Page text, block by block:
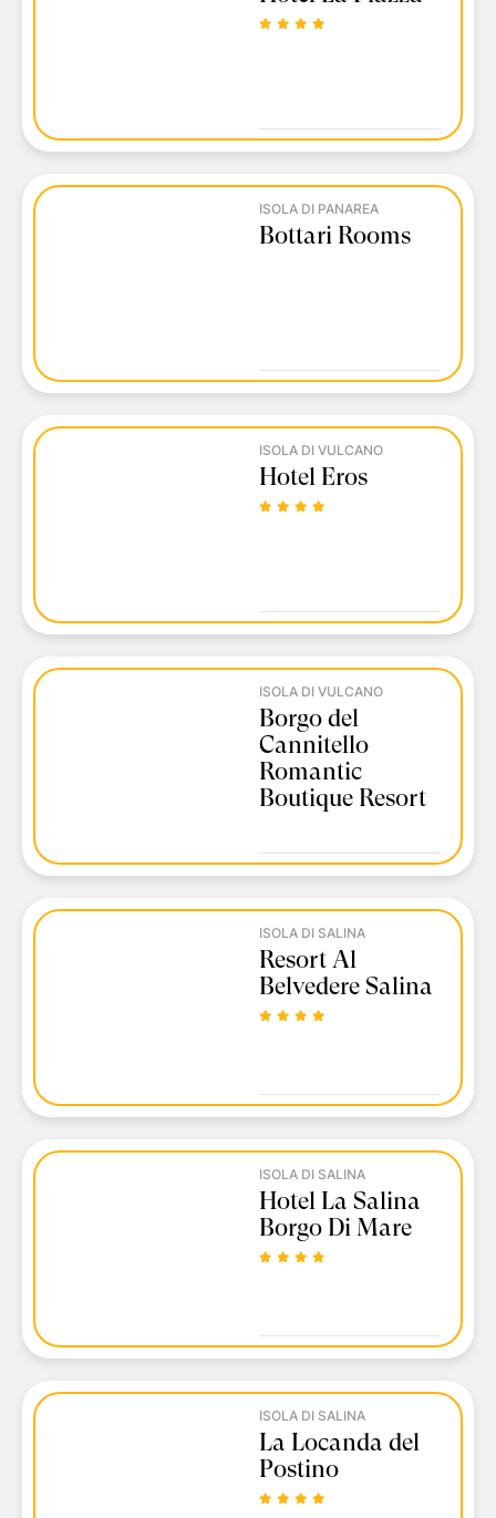
ISOLA DI PANAREA
Bottari Rooms
ISOLA DI VULCANO
Hotel Eros
ISOLA DI VULCANO
Borgo del
Cannitello
Romantic
Boutique Resort
ISOLA DI SALINA
Resort Al
Belvedere Salina
ISOLA DI SALINA
Hotel La Salina
Borgo Di Mare
ISOLA DI SALINA
La Locanda del
Postino